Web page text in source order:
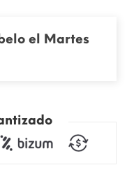
el Martes